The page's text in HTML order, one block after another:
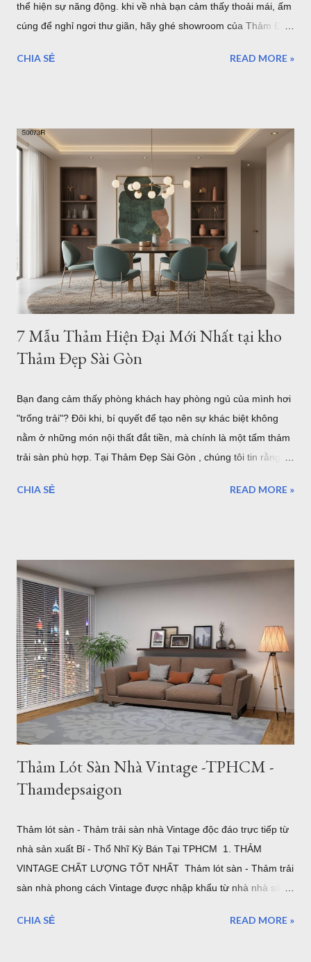
thể hiện sự năng động. khi về nhà bạn cảm thấy thoải mái, ấm
cúng để nghỉ ngơi thư giãn, hãy ghé showroom của Thảm Đẹp
thảm hiện đại i0071 Trong xu hướng thiết kế nội thất hiện đại,
đồ đạc rườm rà, nhưng nhất định phải có những điểm nhấn
mang tính "gu". Và một tấm thảm hiện đại họa tiết hình học
chính là mảnh ghép hoàn hảo để khẳng định phong cách đó.
Hôm nay, Thảm Đẹp Sài Gòn sẽ giới thiệu đến bạn bộ sưu tập
20+ mẫu thảm hình học tối giản, dẫn đầu xu hướng trang trí
căn hộ trẻ trung hiện nay. Mẫu thảm tròn hiện đại b0062r 1.
Tại sao căn hộ hiện đại lại "vừa vặn" với thảm họa tiết hình
học? Họa tiết hình học (Geometri...
CHIA SẺ READ MORE »
7 Mẫu Thảm Hiện Đại Mới Nhất tại kho
Thảm Đẹp Sài Gòn
Bạn đang cảm thấy phòng khách hay phòng ngủ của mình hơi
"trống trải"? Đôi khi, bí quyết để tạo nên sự khác biệt không
nằm ở những món nội thất đắt tiền, mà chính là một tấm thảm
trải sàn phù hợp. Tại Thảm Đẹp Sài Gòn , chúng tôi tin rằng
7 phong cách phối thảm trang trí cực "cháy" đang dẫn đầu xu
góc cạnh của nội thất. Khi kết hợp với bộ bàn ăn gỗ và ghế
màu xanh mint, tấm thảm tròn phòng khách tông màu trung
tính giúp định hình không gian, tạo cảm giác ấm cúng và quây
quần cho bữa cơm gia đình. Thảm tròn bàn ăn màu xám lông
chuột sang trọng Thảm Đẹp Sài Gòn Mẫu thảm tròn đường
kính 3m cỡ lớn đủ để bạn đặt bộ bàn ăn cho 4 người một cách
thoải mái. Cực kỳ sang trọng và hiện đại. 2. Thảm Chữ Nhật
Khổ Lớn – "Cân" Mọi Không Gian Phò...
CHIA SẺ READ MORE »
Thảm Lót Sàn Nhà Vintage -TPHCM -
Thamdepsaigon
Thảm lót sàn - Thảm trải sàn nhà Vintage độc đáo trực tiếp từ
nhà sản xuất Bỉ - Thổ Nhĩ Kỳ Bán Tại TPHCM 1. THẢM
VINTAGE CHẤT LƯỢNG TỐT NHẤT Thảm lót sàn - Thảm trải
sàn nhà phong cách Vintage được nhập khẩu từ nhà nhà sản
chúng tôi là cung cấp những tâm thảm Vintage tốt nhất cho
CHIA SẺ READ MORE »